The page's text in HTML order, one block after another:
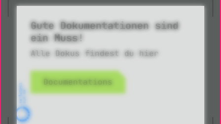
Gute Dokumentationen sind
ein Muss!
Alle Dokus findest du hier
Documentations